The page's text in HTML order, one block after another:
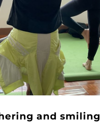
and smiling